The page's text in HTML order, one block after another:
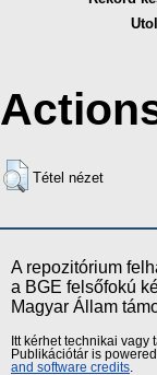
Tétel nézet
A repozitórium
a BGE felsőfokú
Magyar Állam
Itt kérhet technikai vagy
Publikációtár is
and software credits